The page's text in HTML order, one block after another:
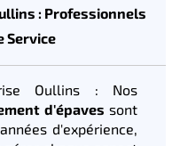
: Professionnels
Service
Oullins : Nos
d'épaves sont
d'expérience,